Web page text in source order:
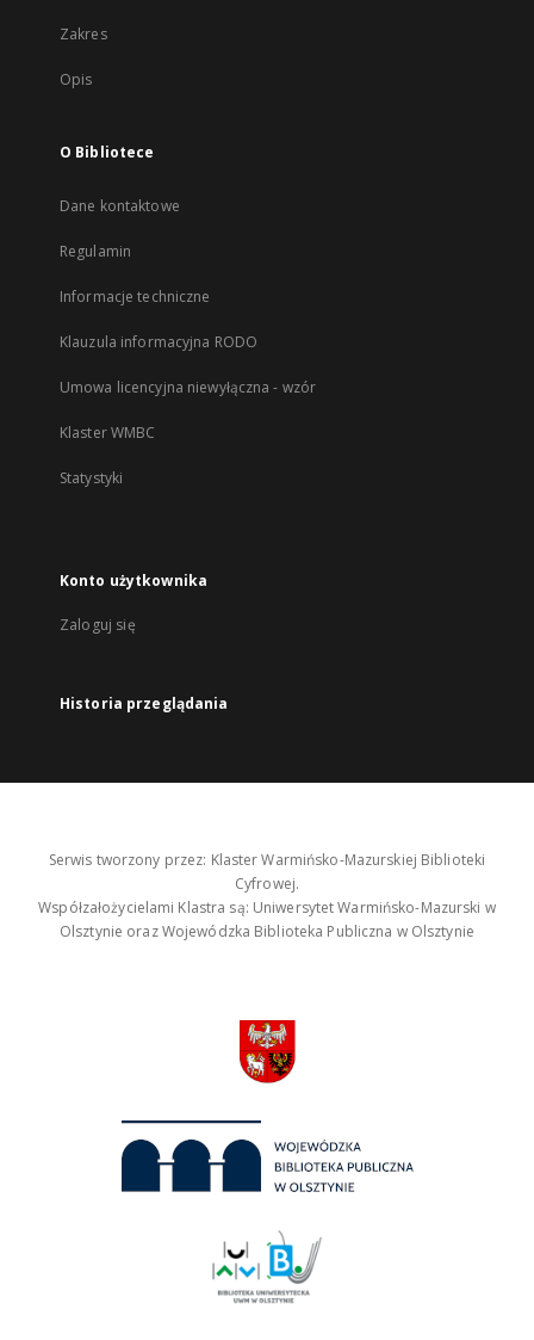
Zakres
Opis
O Bibliotece
Dane kontaktowe
Regulamin
Informacje techniczne
Klauzula informacyjna RODO
Umowa licencyjna niewyłączna - wzór
Klaster WMBC
Statystyki
Konto użytkownika
Zaloguj się
Historia przeglądania
Serwis tworzony przez: Klaster Warmińsko-Mazurskiej Biblioteki
Cyfrowej.
Współzałożycielami Klastra są: Uniwersytet Warmińsko-Mazurski w
Olsztynie oraz Wojewódzka Biblioteka Publiczna w Olsztynie